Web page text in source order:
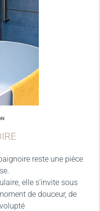
reste une pièce
elle s’invite sous
de douceur, de